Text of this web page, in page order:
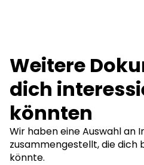
Weitere
dich
könnten
Wir haben eine Auswahl an
zusammengestellt, die dich
könnte.